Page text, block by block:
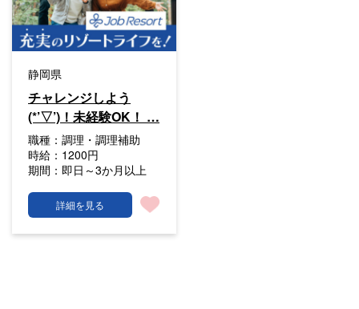
静岡県
チャレンジしよう
(*’▽’)！未経験OK！ …
職種： 調理・調理補助
時給： 1200円
期間： 即日～3か月以上
詳細を見る